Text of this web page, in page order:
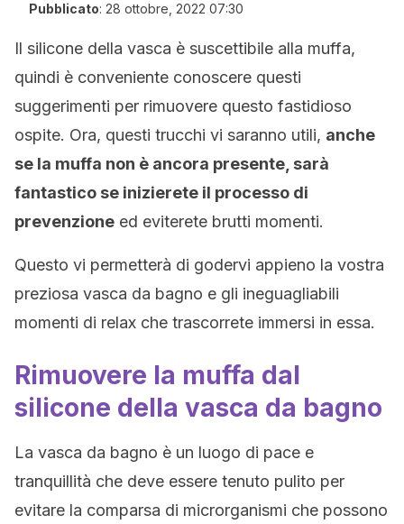
Pubblicato: 28 ottobre, 2022 07:30
Il silicone della vasca è suscettibile alla muffa,
quindi è conveniente conoscere questi
suggerimenti per rimuovere questo fastidioso
ospite. Ora, questi trucchi vi saranno utili, anche
se la muffa non è ancora presente, sarà
fantastico se inizierete il processo di
prevenzione ed eviterete brutti momenti.
Questo vi permetterà di godervi appieno la vostra
preziosa vasca da bagno e gli ineguagliabili
momenti di relax che trascorrete immersi in essa.
Rimuovere la muffa dal
silicone della vasca da bagno
La vasca da bagno è un luogo di pace e
tranquillità che deve essere tenuto pulito per
evitare la comparsa di microrganismi che possono